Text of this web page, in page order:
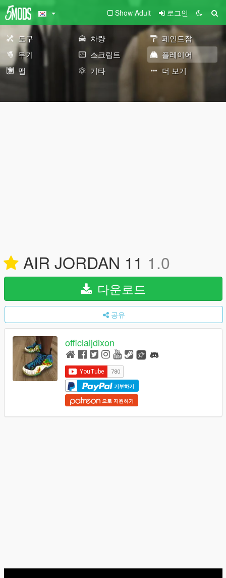
Show Adult 로그인
도구 차량
페인트잡
무기
스크립트
플레이어
맵
기타 더 보기
AIR JORDAN 11 1.0
다운로드
공유
officialjdixon
기부하기
으로 지원하기